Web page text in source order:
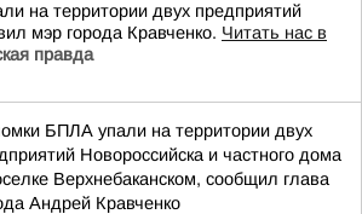
на территории двух предприятий
мэр города Кравченко. Читать нас в
правда
БПЛА упали на территории двух
Новороссийска и частного дома
Верхнебаканском, сообщил глава
Андрей Кравченко